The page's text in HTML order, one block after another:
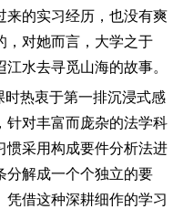
来的实习经历，也没有爽
，对她而言，大学之于
水去寻觅山海的故事。
时热衷于第一排沉浸式感
针对丰富而庞杂的法学科
惯采用构成要件分析法进
分解成一个个独立的要
凭借这种深耕细作的学习